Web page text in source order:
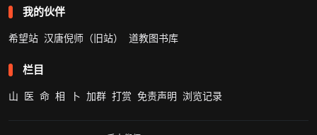
我的伙伴
希望站 汉唐倪师（旧站） 道教图书库
栏目
山 医 命 相 卜 加群 打赏 免责声明 浏览记录